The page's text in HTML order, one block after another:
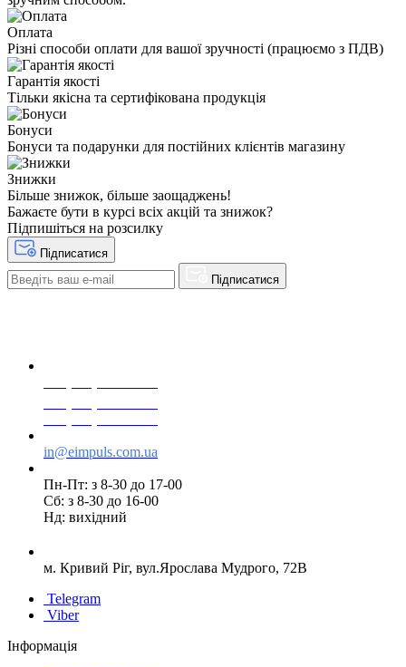
Оплата
Різні способи оплати для вашої зручності (працюємо з ПДВ)
Гарантія якості
Тільки якісна та сертифікована продукція
Бонуси
Бонуси та подарунки для постійних клієнтів магазину
Знижки
Більше знижок, більше заощаджень!
Бажаєте бути в курсі всіх акцій та знижок?
Підпишіться на розсилку
Підписатися
Підписатися
in@eimpuls.com.ua
Пн-Пт: з 8-30 до 17-00
Сб: з 8-30 до 16-00
Нд: вихідний
м. Кривий Ріг, вул.Ярослава Мудрого, 72В
Telegram
Viber
Інформація